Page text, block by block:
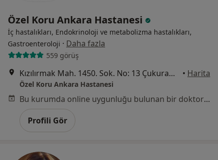
Özel Koru Ankara Hastanesi
İç hastalıkları, Endokrinoloji ve metabolizma hastalıkları,
Gastroenteroloji · Daha fazla
559 görüş
Kızılırmak Mah. 1450. Sok. No: 13 Çukurambar, Ankara • Harita
Özel Koru Ankara Hastanesi
Bu kurumda online uygunluğu bulunan bir doktor veya uzman bulunamadı
Profili Gör